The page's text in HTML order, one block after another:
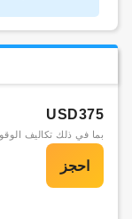
USD375
بما في ذلك تكاليف